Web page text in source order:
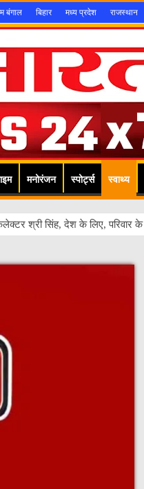
बंगाल बिहार मध्य प्रदेश राजस्थान
मनोरंजन स्पोर्ट्स स्वाथ्य